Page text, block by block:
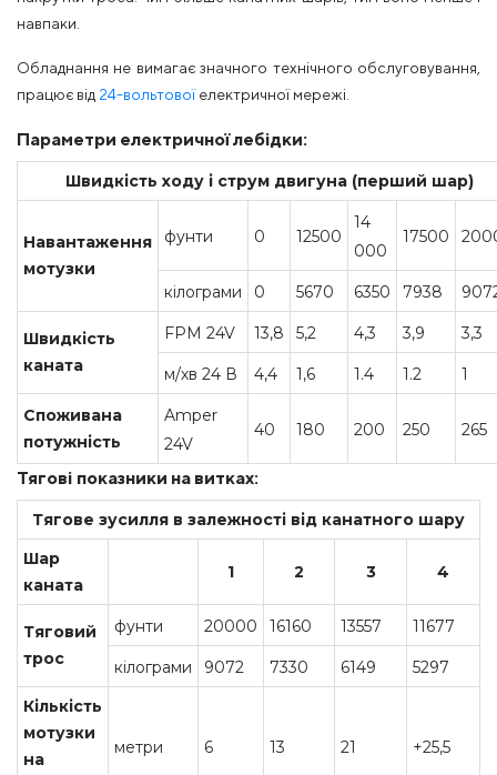
навпаки.
Обладнання не вимагає значного технічного обслуговування,
працює від 24-вольтовоїелектричної мережі.
Параметри електричної лебідки:
Швидкість ходу і струм двигуна (перший шар)
Навантаження
мотузки
фунти 0 12500
14
000
17500
кілограми 0 5670 6350 7938
Швидкість
каната
FPM 24V 13,8 5,2 4,3 3,9 3,3
м/хв 24 В 4,4 1,6 1.4 1.2 1
Споживана
потужність
Amper
24V
40 180 200 250 265
Тягові показники на витках:
Тягове зусилля в залежності від канатного шару
Шар
каната
1 2 3 4
Тяговий
трос
фунти 20000 16160 13557 11677
кілограми 9072 7330 6149
5297
Кількість
мотузки
на
метри 6 13 21 +25,5